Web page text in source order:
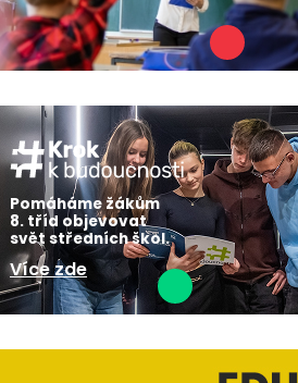
Pomáháme žákům
8. tříd objevovat
svět středních škol.
Více zde